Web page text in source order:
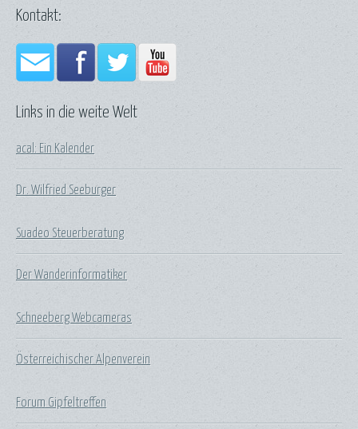
Links in die weite Welt
acal: Ein Kalender
Dr. Wilfried Seeburger
Suadeo Steuerberatung
Der Wanderinformatiker
Schneeberg Webcameras
Österreichischer Alpenverein
Forum Gipfeltreffen
Kontakt: